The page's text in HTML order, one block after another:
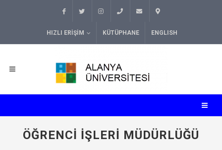
HIZLI ERIŞIM KÜTÜPHANE ENGLISH
ÖĞRENCI İŞLERI MÜDÜRLÜĞÜ